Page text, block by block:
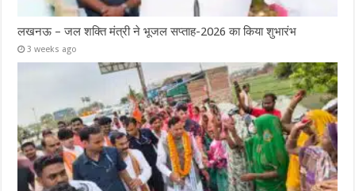
लखनऊ – जल शक्ति मंत्री ने भूजल सप्ताह-2026 का किया शुभारंभ
3 weeks ago